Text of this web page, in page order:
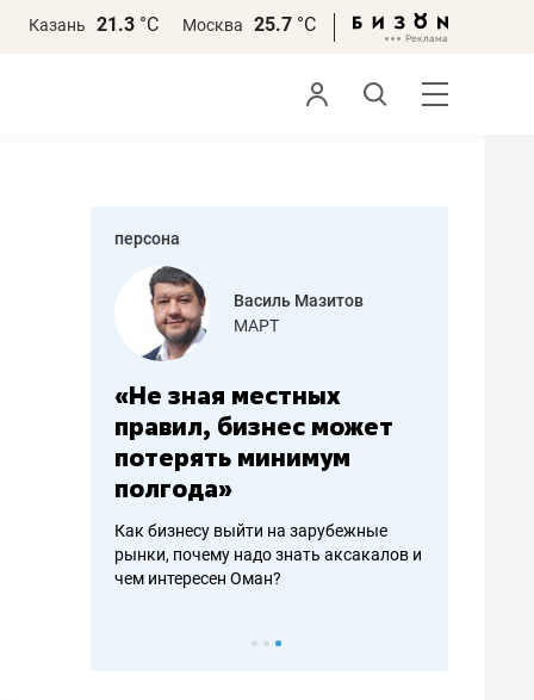
Казань 21.3 °С Москва 25.7 °С
персона
Василь Мазитов
МАРТ
«Не зная местных
правил, бизнес может
потерять минимум
полгода»
Как бизнесу выйти на зарубежные
рынки, почему надо знать аксакалов и
чем интересен Оман?